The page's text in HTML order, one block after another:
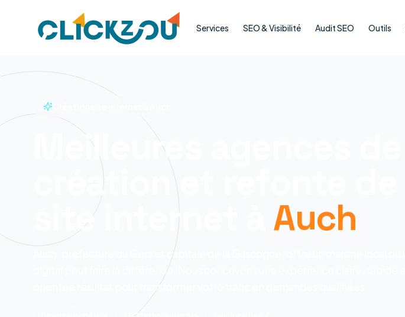
Services SEO & Visibilité Audit SEO Outils
Meilleures agences de
création et refonte de
site internet à Auch
Auch, préfecture du Gers et capitale de la Gascogne, offre un marché local où le
digital peut faire la différence.
orientée résultat pour transformer votre trafic en demandes qualifiées.